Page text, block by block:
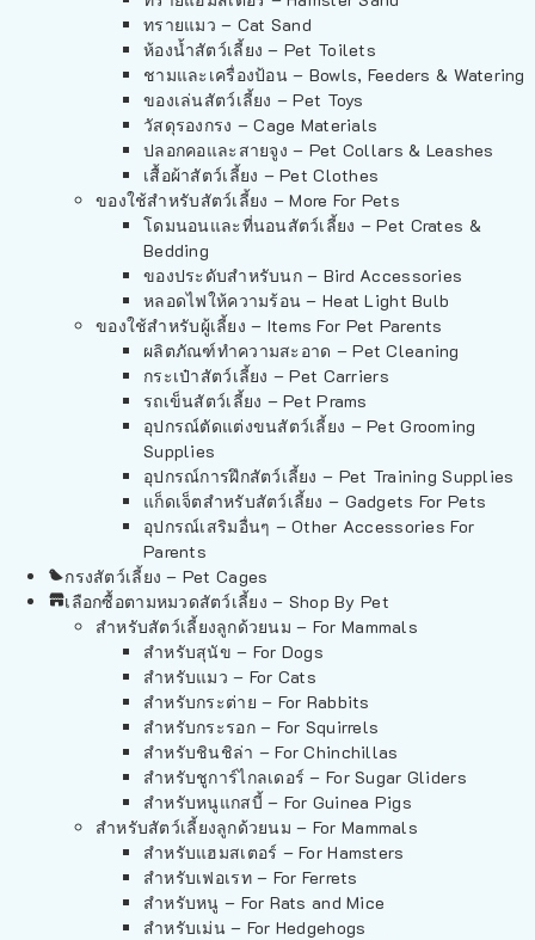
ทรายแมว – Cat Sand
ห้องน้ำสัตว์เลี้ยง – Pet Toilets
ชามและเครื่องป้อน – Bowls, Feeders & Watering
ของเล่นสัตว์เลี้ยง – Pet Toys
วัสดุรองกรง – Cage Materials
ปลอกคอและสายจูง – Pet Collars & Leashes
เสื้อผ้าสัตว์เลี้ยง – Pet Clothes
ของใช้สำหรับสัตว์เลี้ยง – More For Pets
โดมนอนและที่นอนสัตว์เลี้ยง – Pet Crates &
Bedding
ของประดับสำหรับนก – Bird Accessories
หลอดไฟให้ความร้อน – Heat Light Bulb
ของใช้สำหรับผู้เลี้ยง – Items For Pet Parents
ผลิตภัณฑ์ทำความสะอาด – Pet Cleaning
กระเป๋าสัตว์เลี้ยง – Pet Carriers
รถเข็นสัตว์เลี้ยง – Pet Prams
อุปกรณ์ตัดแต่งขนสัตว์เลี้ยง – Pet Grooming
Supplies
อุปกรณ์การฝึกสัตว์เลี้ยง – Pet Training Supplies
แก็ดเจ็ตสำหรับสัตว์เลี้ยง – Gadgets For Pets
อุปกรณ์เสริมอื่นๆ – Other Accessories For
Parents
กรงสัตว์เลี้ยง – Pet Cages
เลือกซื้อตามหมวดสัตว์เลี้ยง – Shop By Pet
สำหรับสัตว์เลี้ยงลูกด้วยนม – For Mammals
สำหรับสุนัข – For Dogs
สำหรับแมว – For Cats
สำหรับกระต่าย – For Rabbits
สำหรับกระรอก – For Squirrels
สำหรับชินชิล่า – For Chinchillas
สำหรับชูการ์ไกลเดอร์ – For Sugar Gliders
สำหรับหนูแกสบี้ – For Guinea Pigs
สำหรับสัตว์เลี้ยงลูกด้วยนม – For Mammals
สำหรับแฮมสเตอร์ – For Hamsters
สำหรับเฟอเรท – For Ferrets
สำหรับหนู – For Rats and Mice
สำหรับเม่น – For Hedgehogs